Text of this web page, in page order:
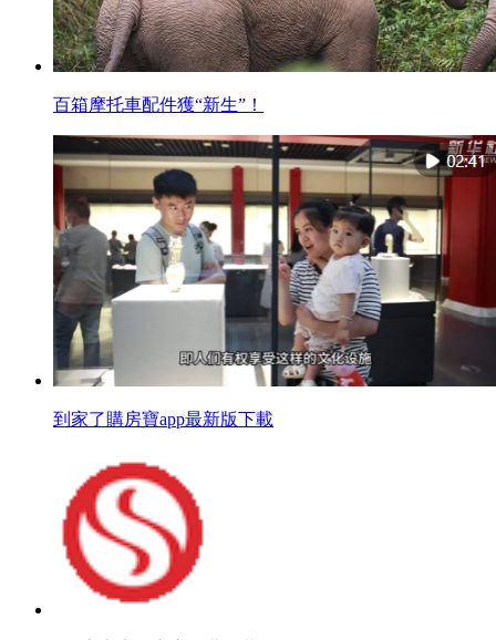
百箱摩托車配件獲“新生”！
到家了購房寶app最新版下載